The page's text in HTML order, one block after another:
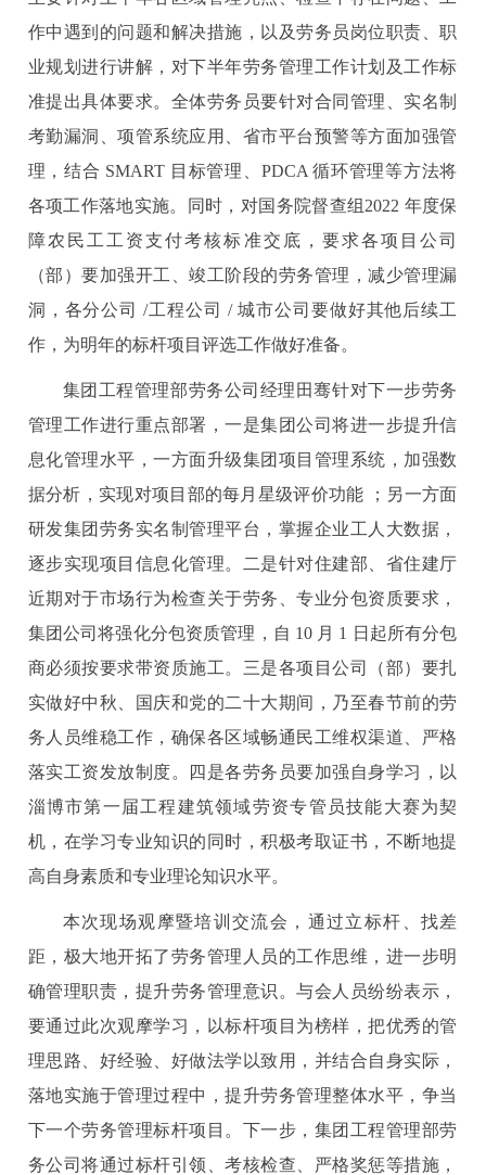
作中遇到的问题和解决措施，以及劳务员岗位职责、职
业规划进行讲解，对下半年劳务管理工作计划及工作标
准提出具体要求。全体劳务员要针对合同管理、实名制
考勤漏洞、项管系统应用、省市平台预警等方面加强管
理，结合 SMART 目标管理、PDCA 循环管理等方法将
各项工作落地实施。同时，对国务院督查组2022 年度保
障农民工工资支付考核标准交底，要求各项目公司
（部）要加强开工、竣工阶段的劳务管理，减少管理漏
洞，各分公司 /工程公司 / 城市公司要做好其他后续工
作，为明年的标杆项目评选工作做好准备。
集团工程管理部劳务公司经理田骞针对下一步劳务
管理工作进行重点部署，一是集团公司将进一步提升信
息化管理水平，一方面升级集团项目管理系统，加强数
据分析，实现对项目部的每月星级评价功能 ；另一方面
研发集团劳务实名制管理平台，掌握企业工人大数据，
逐步实现项目信息化管理。二是针对住建部、省住建厅
近期对于市场行为检查关于劳务、专业分包资质要求，
集团公司将强化分包资质管理，自 10 月 1 日起所有分包
商必须按要求带资质施工。三是各项目公司（部）要扎
实做好中秋、国庆和党的二十大期间，乃至春节前的劳
务人员维稳工作，确保各区域畅通民工维权渠道、严格
落实工资发放制度。四是各劳务员要加强自身学习，以
淄博市第一届工程建筑领域劳资专管员技能大赛为契
机，在学习专业知识的同时，积极考取证书，不断地提
高自身素质和专业理论知识水平。
本次现场观摩暨培训交流会，通过立标杆、找差
距，极大地开拓了劳务管理人员的工作思维，进一步明
确管理职责，提升劳务管理意识。与会人员纷纷表示，
要通过此次观摩学习，以标杆项目为榜样，把优秀的管
理思路、好经验、好做法学以致用，并结合自身实际，
落地实施于管理过程中，提升劳务管理整体水平，争当
下一个劳务管理标杆项目。下一步，集团工程管理部劳
务公司将通过标杆引领、考核检查、严格奖惩等措施，